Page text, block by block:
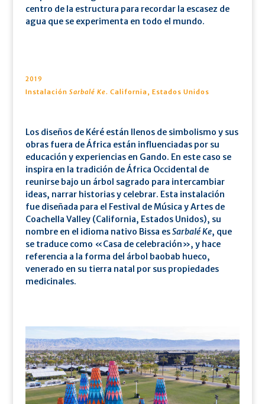
centro de la estructura para recordar la escasez de
agua que se experimenta en todo el mundo.
2019
Instalación Sarbalé Ke. California, Estados Unidos
Los diseños de Kéré están llenos de simbolismo y sus
obras fuera de África están influenciadas por su
educación y experiencias en Gando. En este caso se
inspira en la tradición de África Occidental de
reunirse bajo un árbol sagrado para intercambiar
ideas, narrar historias y celebrar. Esta instalación
fue diseñada para el Festival de Música y Artes de
Coachella Valley (California, Estados Unidos), su
nombre en el idioma nativo Bissa esSarbalé Ke, que
se traduce como «Casa de celebración», y hace
referencia a la forma del árbol baobab hueco,
venerado en su tierra natal por sus propiedades
medicinales.